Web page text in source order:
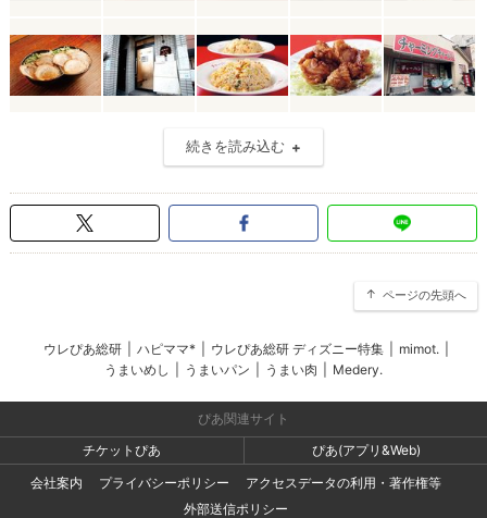
続きを読み込む
ページの先頭へ
ウレぴあ総研 ハピママ* ウレぴあ総研 ディズニー特集 mimot.
うまいめし
うまいパン うまい肉 Medery.
ぴあ関連サイト
チケットぴあ
ぴあ(アプリ&Web)
会社案内
プライバシーポリシー
アクセスデータの利用・著作権等
外部送信ポリシー